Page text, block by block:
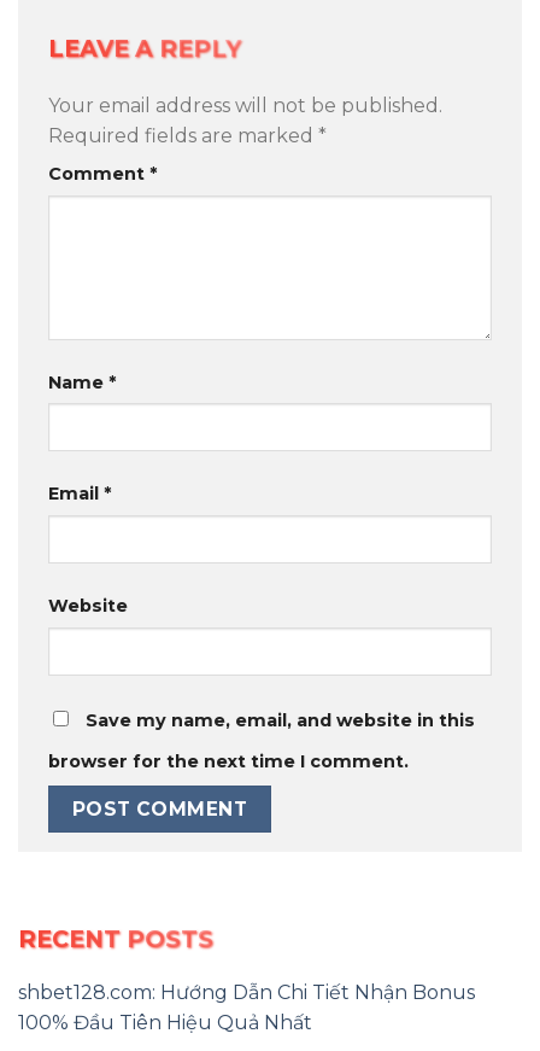
LEAVE A REPLY
Your email address will not be published.
Required fields are marked *
Comment *
Name *
Email *
Website
Save my name, email, and website in this
browser for the next time I comment.
RECENT POSTS
shbet128.com: Hướng Dẫn Chi Tiết Nhận Bonus
100% Đầu Tiên Hiệu Quả Nhất